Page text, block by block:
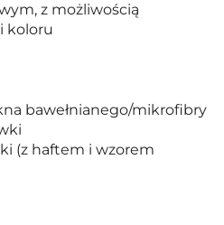
z możliwością
koloru
bawełnianego/mikrofibry
(z haftem i wzorem